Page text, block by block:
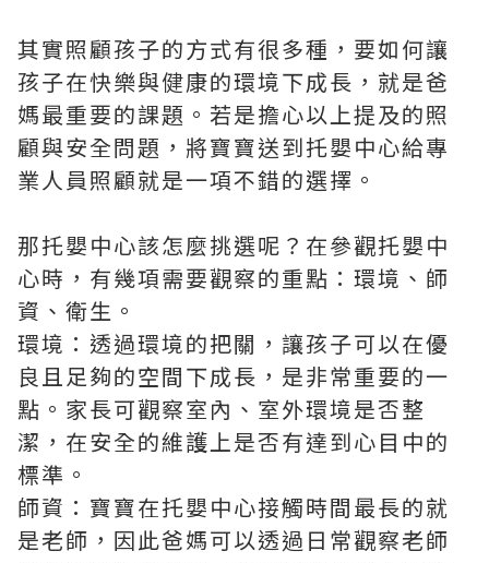
其實照顧孩子的方式有很多種，要如何讓
孩子在快樂與健康的環境下成長，就是爸
媽最重要的課題。若是擔心以上提及的照
顧與安全問題，將寶寶送到托嬰中心給專
業人員照顧就是一項不錯的選擇。
那托嬰中心該怎麼挑選呢？在參觀托嬰中
心時，有幾項需要觀察的重點：環境、師
資、衛生。
環境：透過環境的把關，讓孩子可以在優
良且足夠的空間下成長，是非常重要的一
點。家長可觀察室內、室外環境是否整
潔，在安全的維護上是否有達到心目中的
標準。
師資：寶寶在托嬰中心接觸時間最長的就
是老師，因此爸媽可以透過日常觀察老師